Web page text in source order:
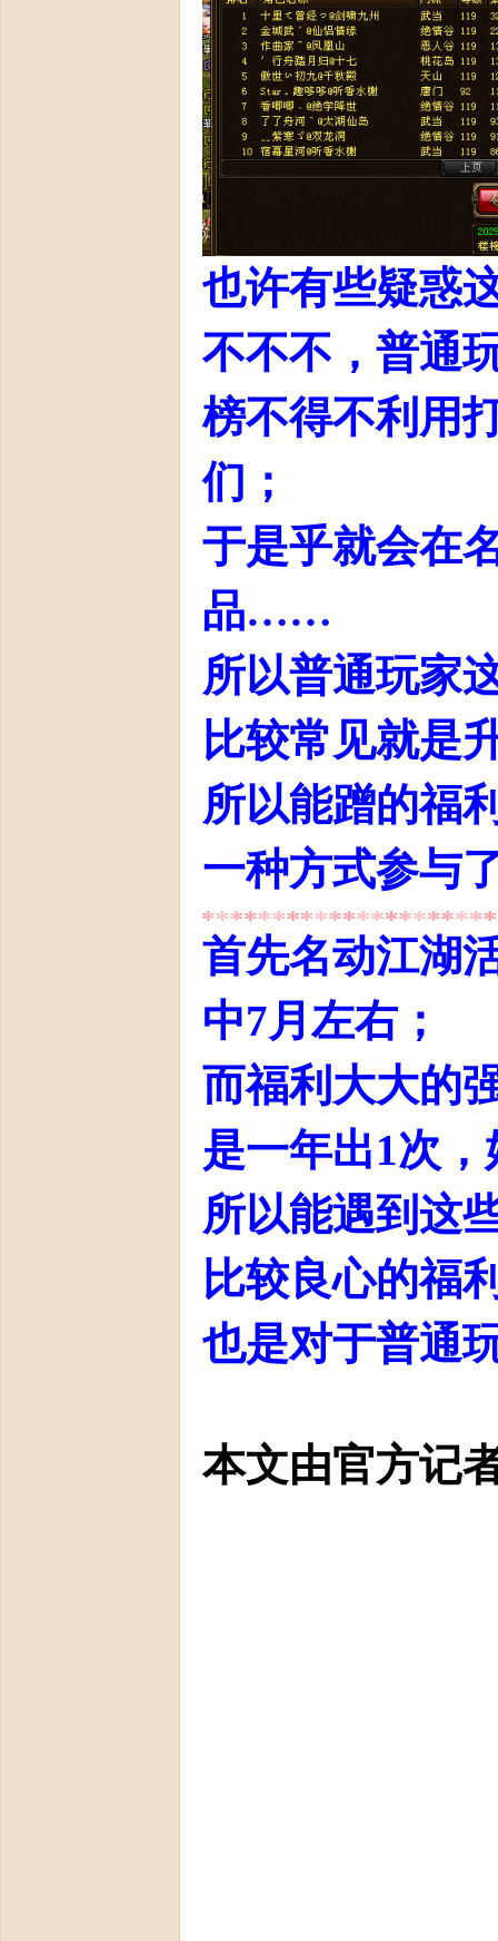
也许有些疑惑
不不不，普通
榜不得不利用
们；
于是乎就会在
品……
所以普通玩家
比较常见就是
所以能蹭的福
一种方式参与
首先名动江湖
中7月左右；
而福利大大的
是一年出1次
所以能遇到这
比较良心的福
也是对于普通
本文由官方记